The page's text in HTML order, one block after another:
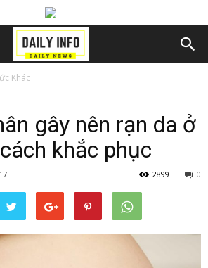
Khác
gây nên rạn da ở
khắc phục
0
2899